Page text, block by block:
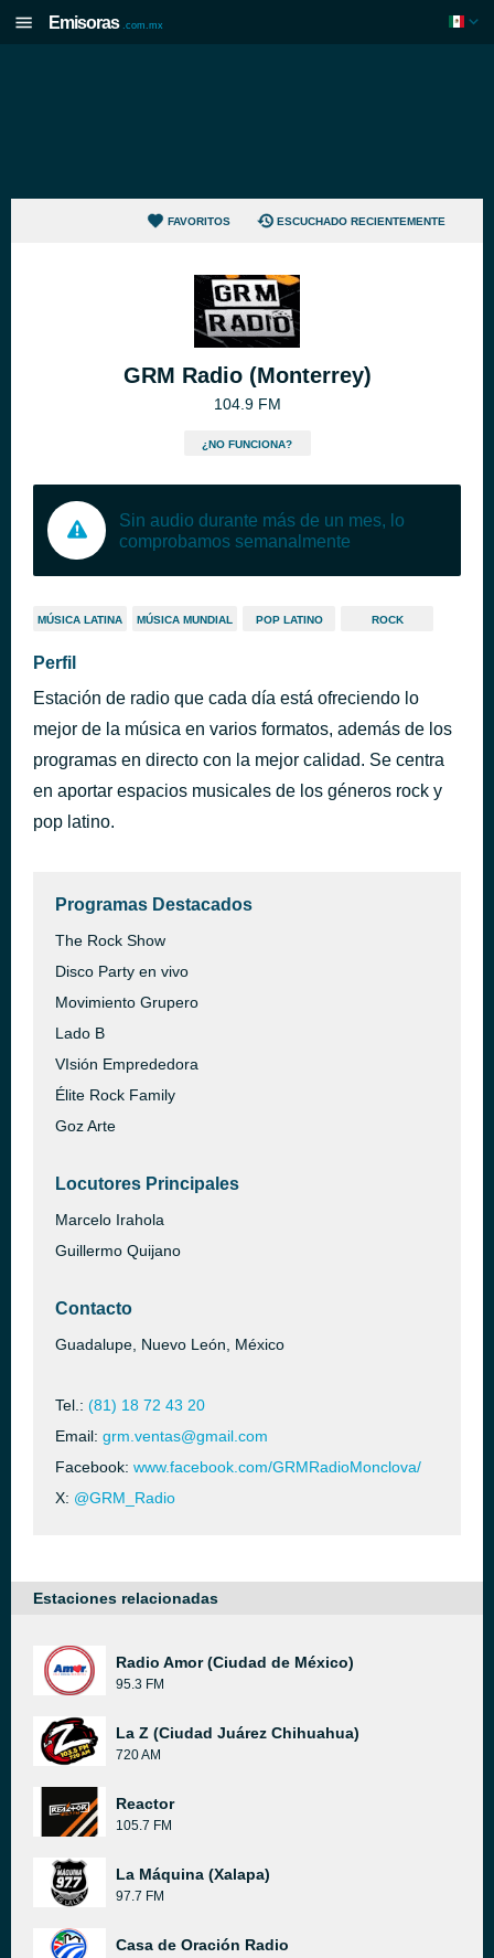
Emisoras .com.mx
FAVORITOS ESCUCHADO RECIENTEMENTE
GRM Radio (Monterrey)
104.9 FM
¿NO FUNCIONA?
Sin audio durante más de un mes, lo
comprobamos semanalmente
MÚSICA LATINA MÚSICA MUNDIAL POP LATINO ROCK
Perfil
Estación de radio que cada día está ofreciendo lo
mejor de la música en varios formatos, además de los
programas en directo con la mejor calidad. Se centra
en aportar espacios musicales de los géneros rock y
pop latino.
Programas Destacados
The Rock Show
Disco Party en vivo
Movimiento Grupero
Lado B
VIsión Emprededora
Élite Rock Family
Goz Arte
Locutores Principales
Marcelo Irahola
Guillermo Quijano
Contacto
Guadalupe, Nuevo León, México
Tel.: (81) 18 72 43 20
Email: grm.ventas@gmail.com
Facebook: www.facebook.com/GRMRadioMonclova/
X: @GRM_Radio
Estaciones relacionadas
Radio Amor (Ciudad de México)
95.3 FM
La Z (Ciudad Juárez Chihuahua)
720 AM
Reactor
105.7 FM
La Máquina (Xalapa)
97.7 FM
Casa de Oración Radio